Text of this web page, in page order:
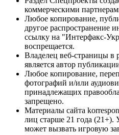
коммерческими
Любое копирование,
другое распространение
ссылку на "Интерфакс-
воспрещается.
Владелец веб-страницы в
является автор
Любое копирование,
фотографий и/или
принадлежащих
запрещено.
Материалы сайта
лиц старше 21 года (21+).
может вызвать игровую